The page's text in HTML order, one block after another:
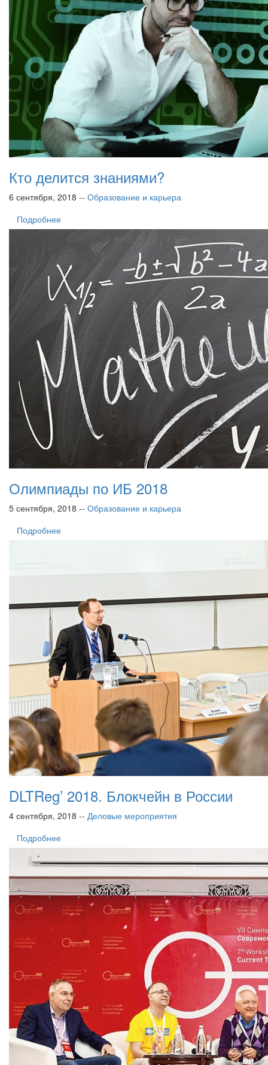
Кто делится знаниями?
6 сентября, 2018 -- Образование и карьера
Подробнее
Олимпиады по ИБ 2018
5 сентября, 2018 -- Образование и карьера
Подробнее
DLTReg’ 2018. Блокчейн в России
4 сентября, 2018 -- Деловые мероприятия
Подробнее